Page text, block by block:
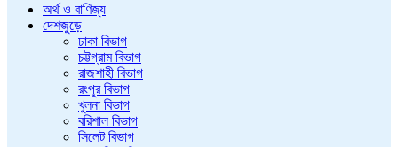
অর্থ ও বাণিজ্য
দেশজুড়ে
ঢাকা বিভাগ
চট্টগ্রাম বিভাগ
রাজশাহী বিভাগ
রংপুর বিভাগ
খুলনা বিভাগ
বরিশাল বিভাগ
সিলেট বিভাগ